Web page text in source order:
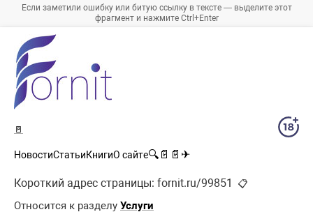
Если заметили ошибку или битую ссылку в тексте — выделите этот
фрагмент и нажмите Ctrl+Enter
🚪
НовостиСтатьиКнигиО сайте🔍 📄 📄 ✈
Короткий адрес страницы: fornit.ru/99851 📋
Относится к разделу Услуги